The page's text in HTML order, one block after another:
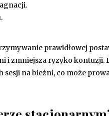
prawidłowej
i zmniejsza ryzyko kontuzji.
na bieżni, co może